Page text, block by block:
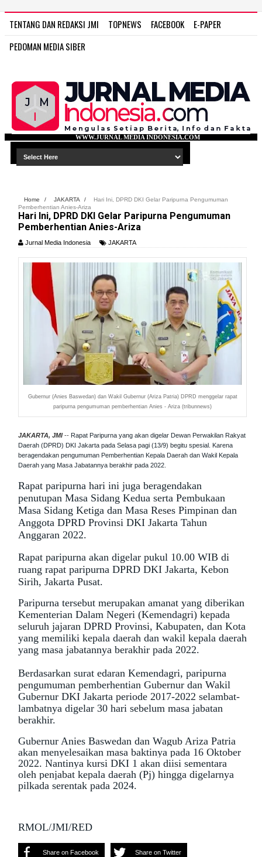
TENTANG DAN REDAKSI JMI TOPNEWS FACEBOOK
E-PAPER
PEDOMAN MEDIA SIBER
WWW.JURNAL MEDIA INDONESIA.COM
Home / JAKARTA /
Hari Ini, DPRD DKI Gelar Paripurna Pengumuman
Pemberhentian Anies-Ariza
Hari Ini, DPRD DKI Gelar Paripurna Pengumuman
Pemberhentian Anies-Ariza
Jurnal Media Indonesia JAKARTA
Gubernur (Anies Baswedan) dan Wakil Gubernur (Ariza Patria) DPRD menggelar rapat
paripurna pengumuman pemberhentian Anies - Ariza (tribunnews)
JAKARTA, JMI-- Rapat Paripurna yang akan digelar Dewan Perwakilan Rakyat
Daerah (DPRD) DKI Jakarta pada Selasa pagi (13/9) begitu spesial. Karena
beragendakan pengumuman Pemberhentian Kepala Daerah dan Wakil Kepala
Daerah yang Masa Jabatannya berakhir pada 2022.
Rapat paripurna hari ini juga beragendakan
penutupan Masa Sidang Kedua serta Pembukaan
Masa Sidang Ketiga dan Masa Reses Pimpinan dan
Anggota DPRD Provinsi DKI Jakarta Tahun
Anggaran 2022.
Rapat paripurna akan digelar pukul 10.00 WIB di
ruang rapat paripurna DPRD DKI Jakarta, Kebon
Sirih, Jakarta Pusat.
Paripurna tersebut merupakan amanat yang diberikan
Kementerian Dalam Negeri (Kemendagri) kepada
seluruh jajaran DPRD Provinsi, Kabupaten, dan Kota
yang memiliki kepala daerah dan wakil kepala daerah
yang masa jabatannya berakhir pada 2022.
Berdasarkan surat edaran Kemendagri, paripurna
pengumuman pemberhentian Gubernur dan Wakil
Gubernur DKI Jakarta periode 2017-2022 selambat-
lambatnya digelar 30 hari sebelum masa jabatan
berakhir.
Gubernur Anies Baswedan dan Wagub Ariza Patria
akan menyelesaikan masa baktinya pada 16 Oktober
2022. Nantinya kursi DKI 1 akan diisi sementara
oleh penjabat kepala daerah (Pj) hingga digelarnya
pilkada serentak pada 2024.
RMOL/JMI/RED
Share on Facebook Share on Twitter